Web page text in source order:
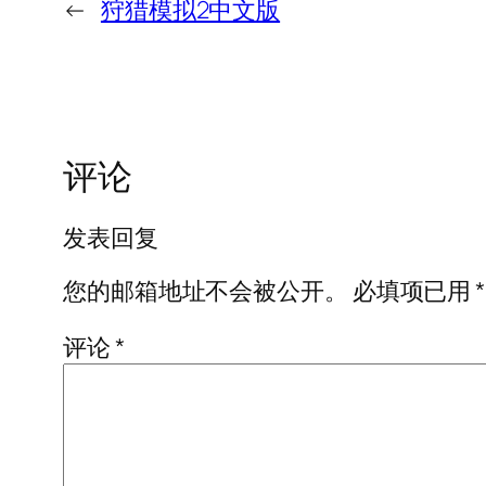
← 狩猎模拟2中文版
评论
发表回复
您的邮箱地址不会被公开。
必填项已用*
评论*